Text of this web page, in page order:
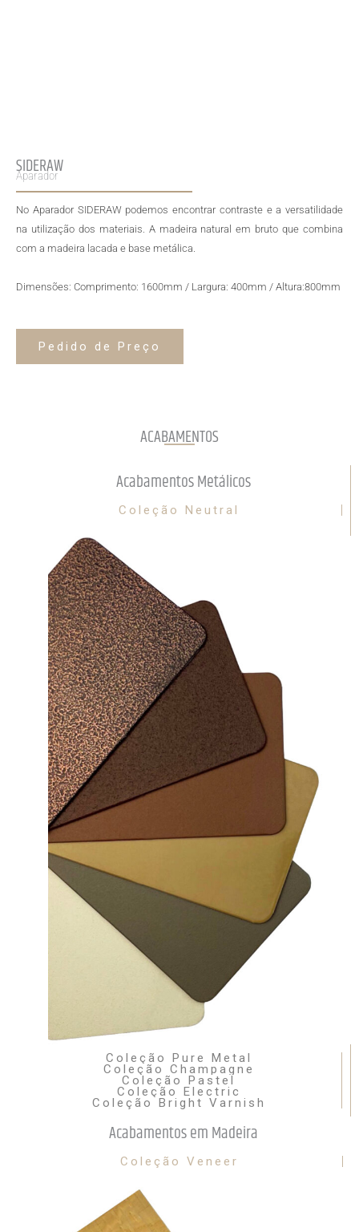
SIDERAW
Aparador
No Aparador SIDERAW podemos encontrar contraste e a versatilidade
na utilização dos materiais. A madeira natural em bruto que combina
com a madeira lacada e base metálica.
Dimensões: Comprimento: 1600mm / Largura: 400mm / Altura:800mm
Pedido de Preço
ACABAMENTOS
Acabamentos Metálicos
Coleção Neutral
Coleção Pure Metal
Coleção Champagne
Coleção Pastel
Coleção Electric
Coleção Bright Varnish
Acabamentos em Madeira
Coleção Veneer